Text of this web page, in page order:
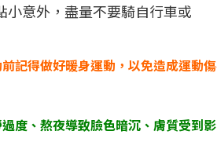
小意外，盡量不要騎自行車或
記得做好暖身運動，以免造成運動
度、熬夜導致臉色暗沉、膚質受到